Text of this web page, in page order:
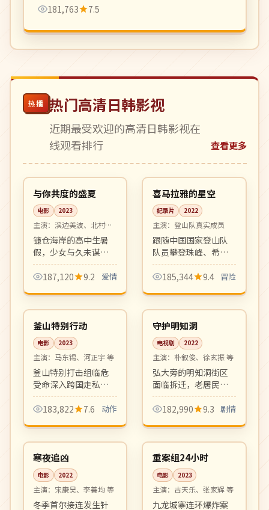
181,763
7.5
热播 热门高清日韩影视
近期最受欢迎的高清日韩影视在
线观看排行
查看更多
日本
院线 99:18
与你共度的盛夏
电影 2023
主演： 滨边美波、北村匠
海 等
镰仓海岸的高中生暑
假，少女与久未谋面
的青梅竹马在烟火大
会前夕重新认识彼
爱情之作。
187,120 9.2 爱情
中国
4K 04:04
喜马拉雅的星空
纪录片 2022
主演： 登山队真实成员
跟随中国国家登山队
队员攀登珠峰、希夏
邦马等八千米高峰的
全过程纪录片。极地
录片的标杆之作。
185,344 9.4 冒险
韩国
院线 99:34
釜山特别行动
电影 2023
主演： 马东锡、河正宇 等
釜山特别打击组临危
受命深入跨国走私集
团，飙车、枪战、肉
搏一气呵成。该片延
片传统，是近年口碑
动作大片代表作。
183,822 7.6 动作
韩国
完结 16:21
守护明知洞
电视剧 2022
主演： 朴叙俊、徐玄振 等
弘大旁的明知洞街区
面临拆迁，老居民与
新一代年轻人共同守
护社区记忆。城市变
剧，温情厚重。
182,990 9.3 剧情
韩国
院线 99:33
寒夜追凶
电影 2022
主演： 宋康昊、李善均 等
冬季首尔接连发生针
中国
院线 99:55
重案组24小时
电影 2023
主演： 古天乐、张家辉 等
九龙城寨连环爆炸案